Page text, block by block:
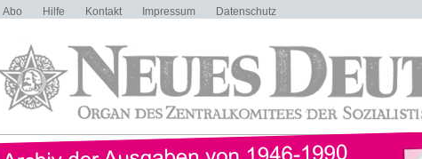
Abo Hilfe Kontakt Impressum Datenschutz